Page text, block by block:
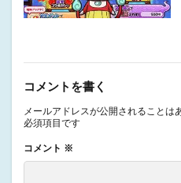
コメントを書く
メールアドレスが公開されることは
必須項目です
コメント ※